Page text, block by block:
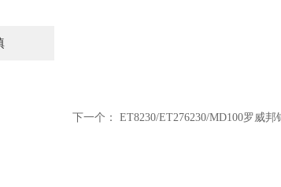
下一个： ET8230/ET276230/MD100罗威